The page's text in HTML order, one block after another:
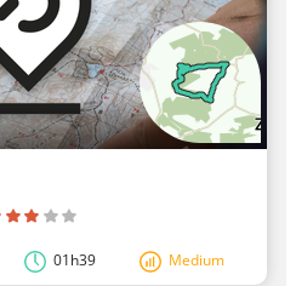
01h39 Medium